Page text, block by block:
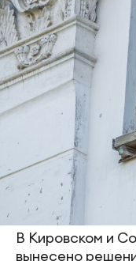
В Кировском и
вынесено